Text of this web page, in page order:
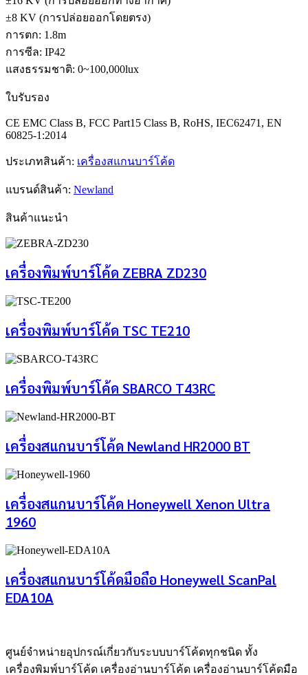
±8 KV (การปล่อยออกโดยตรง)
การตก: 1.8m
การซีล: IP42
แสงธรรมชาติ: 0~100,000lux
ใบรับรอง
CE EMC Class B, FCC Part15 Class B, RoHS, IEC62471, EN
60825-1:2014
ประเภทสินค้า: เครื่องสแกนบาร์โค้ด
แบรนด์สินค้า: Newland
สินค้าแนะนำ
เครื่องพิมพ์บาร์โค้ด ZEBRA ZD230
เครื่องพิมพ์บาร์โค้ด TSC TE210
เครื่องพิมพ์บาร์โค้ด SBARCO T43RC
เครื่องสแกนบาร์โค้ด Newland HR2000 BT
เครื่องสแกนบาร์โค้ด Honeywell Xenon Ultra
1960
เครื่องสแกนบาร์โค้ดมือถือ Honeywell ScanPal
EDA10A
ศูนย์จําหน่ายอุปกรณ์เกี่ยวกับระบบบาร์โค้ดทุกชนิด ทั้ง
เครื่องพิมพ์บาร์โค้ด เครื่องอ่านบาร์โค้ด เครื่องอ่านบาร์โค้ดมือ